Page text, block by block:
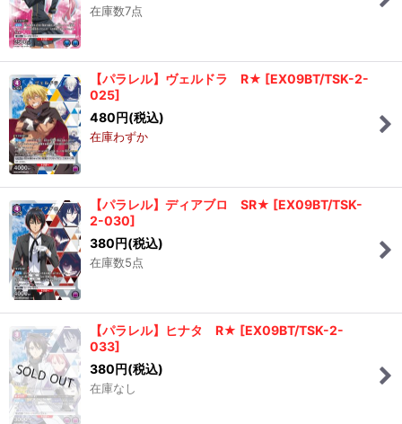
在庫数7点
【パラレル】ヴェルドラ R★ [EX09BT/TSK-2-
025]
480円(税込)
在庫わずか
【パラレル】ディアブロ SR★ [EX09BT/TSK-
2-030]
380円(税込)
在庫数5点
【パラレル】ヒナタ R★ [EX09BT/TSK-2-
033]
380円(税込)
在庫なし